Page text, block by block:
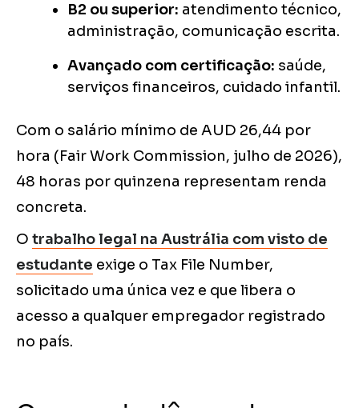
B2 ou superior: atendimento técnico,
administração, comunicação escrita.
Avançado com certificação: saúde,
serviços financeiros, cuidado infantil.
Com o salário mínimo de AUD 26,44 por
hora (Fair Work Commission, julho de 2026),
48 horas por quinzena representam renda
concreta.
O trabalho legal na Austrália com visto de
estudante exige o Tax File Number,
solicitado uma única vez e que libera o
acesso a qualquer empregador registrado
no país.